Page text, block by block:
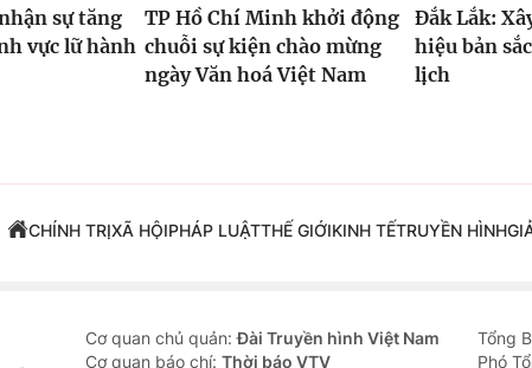
sự tăng
vực lữ hành
TP Hồ Chí Minh khởi động
chuỗi sự kiện chào mừng
ngày Văn hoá Việt Nam
Đắk Lắk:
hiệu bản
lịch
CHÍNH TRỊXÃ HỘIPHÁP LUẬTTHẾ GIỚIKINH TẾTRUYỀN HÌNH
Cơ quan chủ quản:Đài Truyền hình Việt Nam
Cơ quan báo chí: Thời báo VTV
Tổng
Phó